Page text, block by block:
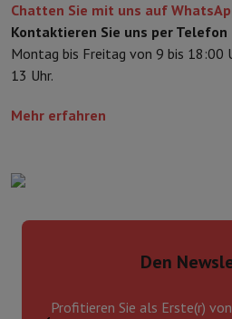
Kostenlose Lieferung 10
Unsere DienstleistungenKostenlose
KundenserviceReparieren Sie Ihr
Häufig gestellte Fragen
Chatten Sie mit uns auf
Kontaktieren Sie uns per Telefon
Montag bis Freitag von 9 bis 18:00
13 Uhr.
Mehr erfahren
Den
Profitieren Sie als Erste(r)